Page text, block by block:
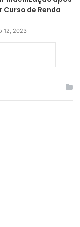
Curso de Renda
12, 2023